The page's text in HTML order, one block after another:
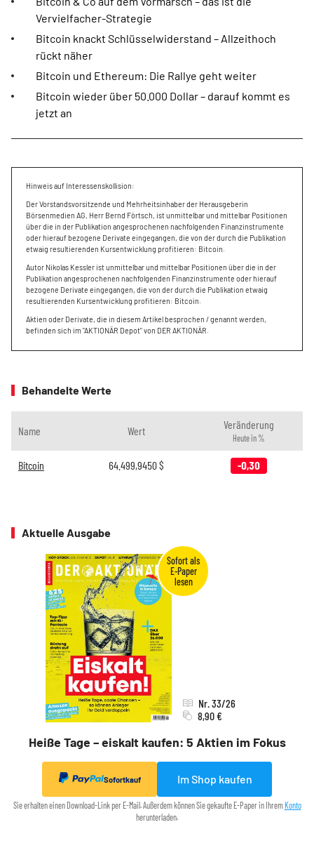
Vervielfacher-Strategie
Bitcoin knackt Schlüsselwiderstand – Allzeithoch
rückt näher
Bitcoin und Ethereum: Die Rallye geht weiter
Bitcoin wieder über 50.000 Dollar – darauf kommt es
jetzt an
Hinweis auf Interessenskollision:
Der Vorstandsvorsitzende und Mehrheitsinhaber der Herausgeberin
Börsenmedien AG, Herr Bernd Förtsch, ist unmittelbar und mittelbar Positionen
über die in der Publikation angesprochenen nachfolgenden Finanzinstrumente
oder hierauf bezogene Derivate eingegangen, die von der durch die Publikation
etwaig resultierenden Kursentwicklung profitieren: Bitcoin.
Autor Nikolas Kessler ist unmittelbar und mittelbar Positionen über die in der
Publikation angesprochenen nachfolgenden Finanzinstrumente oder hierauf
bezogene Derivate eingegangen, die von der durch die Publikation etwaig
resultierenden Kursentwicklung profitieren: Bitcoin.
Aktien oder Derivate, die in diesem Artikel besprochen / genannt werden,
befinden sich im "AKTIONÄR Depot" von DER AKTIONÄR.
Behandelte Werte
Name Wert Veränderung
Heute in %
Bitcoin 64.499,9450$ -0,30
Aktuelle Ausgabe
Heiße Tage – eiskalt kaufen: 5 Aktien im Fokus
Nr. 33/26
8,90 €
Sofortkauf Im Shop kaufen
Sie erhalten einen Download-Link per E-Mail. Außerdem können Sie gekaufte E-Paper in Ihrem Konto
herunterladen.